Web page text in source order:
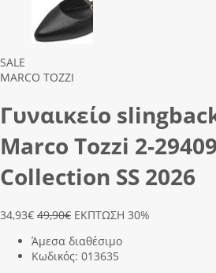
Previous
Next
SALE
MARCO TOZZI
Γυναικείο
Marco Tozzi 2-
Collection SS 2026
34,93€ 49,90€ ΕΚΠΤΩΣΗ 30%
Άμεσα διαθέσιμο
Κωδικός: 013635